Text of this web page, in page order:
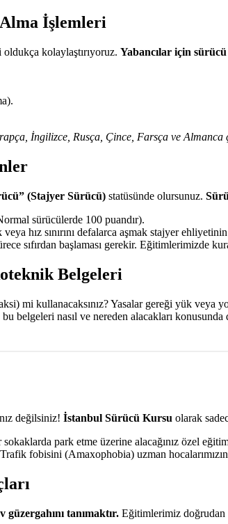
İşlemleri
kolaylaştırıyoruz. Yabancılar için
İngilizce, Rusça, Çince, Farsça ve
(Stajyer Sürücü) statüsünde olursunuz.
sürücülerde 100 puandır).
hız sınırını defalarca aşmak stajyer
sıfırdan başlaması gerekir. Eğitimlerimizde
Belgeleri
mi kullanacaksınız? Yasalar gereği yük veya
belgeleri nasıl ve nereden alacakları konusunda
değilsiniz! İstanbul Sürücü Kursu olarak
park etme üzerine alacağınız özel
fobisini (Amaxophobia) uzman
güzergahını tanımaktır. Eğitimlerimiz doğrudan